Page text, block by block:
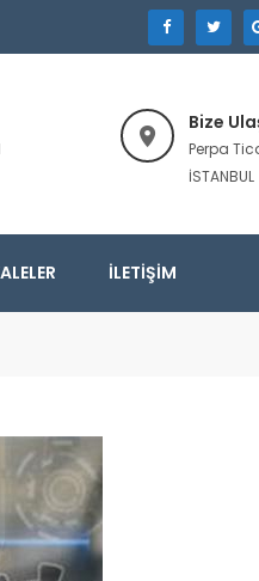
Bize
Perpa
İSTANBUL
İLETIŞIM